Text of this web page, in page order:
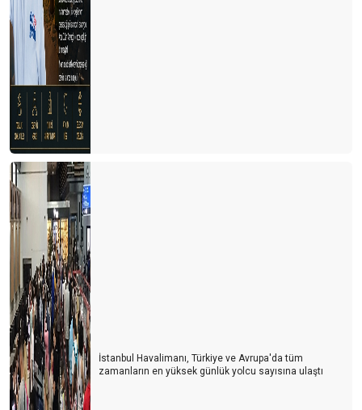
Turizm ihmal ediliyor
AŞI PASAPORTLU TURİSTLER
UYANALIM, SİLKİNELİM ve HAZIR OLALIM…
ÇEKİRGE BİR ZIPLAR – İKİ ZIPLAR
Herkes mutlu haber ister
KORONADAN ÖNCE BAŞLAYAN EĞİLİM
Goodbye 2020 derken,
Eğlence-dinlence-keyif için seyahat mecburiyetin yok...
kimsenin de sana gelmeye mecburiyeti yok...
Yeniden turizmci olmaya çalışıyoruz
Korona Sürecinde iki tür turizmci oluştu
All Isolative
Koronayla yatıp, koronayla kalkıyoruz
2020 COVID-19 salgını ve alınacak önlemler
İstanbul Havalimanı, Türkiye ve Avrupa'da tüm
zamanların en yüksek günlük yolcu sayısına ulaştı